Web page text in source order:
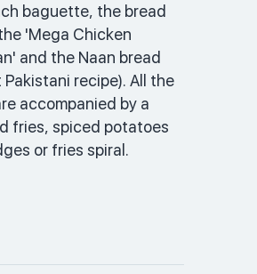
baguette, the bread
'Mega Chicken
and the Naan bread
Pakistani recipe). All the
accompanied by a
fries, spiced potatoes
or fries spiral.